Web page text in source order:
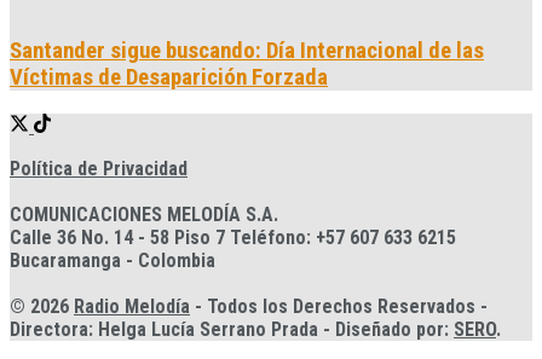
Santander sigue buscando: Día Internacional de las
Víctimas de Desaparición Forzada
Política de Privacidad
COMUNICACIONES MELODÍA S.A.
Calle 36 No. 14 - 58 Piso 7 Teléfono: +57 607 633 6215
Bucaramanga - Colombia
© 2026 Radio Melodía - Todos los Derechos Reservados -
Directora: Helga Lucía Serrano Prada - Diseñado por: SERO.